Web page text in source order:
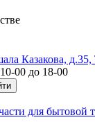
Казакова,
00 до 18-00
для бытовой